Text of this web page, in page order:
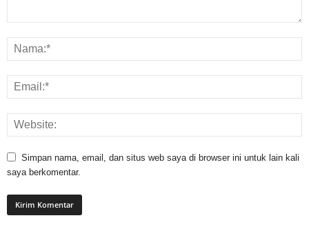
Simpan nama, email, dan situs web saya di browser ini untuk lain kali
saya berkomentar.